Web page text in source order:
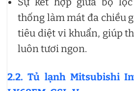
thống làm mát đa chiều
tiêu diệt vi khuẩn, giúp
luôn tươi ngon.
2.2. Tủ lạnh Mitsubishi